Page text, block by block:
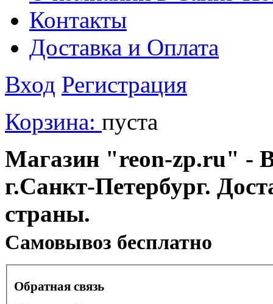
Контакты
Доставка и Оплата
Вход Регистрация
Корзина: пуста
Магазин "reon-zp.ru" -
г.Санкт-Петербург.
страны.
Cамовывоз бесплатно
Обратная связь